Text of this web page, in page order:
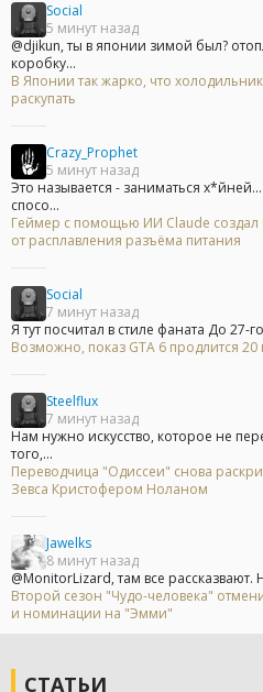
Social
5 минут назад
@djikun, ты в японии зимой был?
коробку...
В Японии так жарко, что
раскупать
Crazy_Prophet
5 минут назад
Это называется - заниматься
спосо...
Геймер с помощью ИИ Claude создал
от расплавления разъёма питания
Social
7 минут назад
Я тут посчитал в стиле фаната До 27-
Возможно, показ GTA 6 продлится 20
Steelflux
7 минут назад
Нам нужно искусство, которое не
того,...
Переводчица "Одиссеи" снова
Зевса Кристофером Ноланом
Jawelks
8 минут назад
@MonitorLizard, там все
Второй сезон "Чудо-человека"
и номинации на "Эмми"
СТАТЬИ